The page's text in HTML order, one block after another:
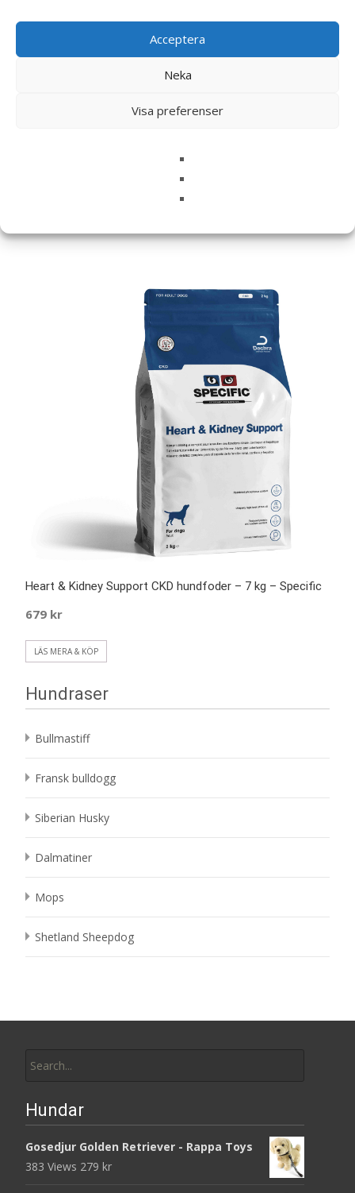
Acceptera
Neka
Visa preferenser
Spara mitt namn, min e-postadress och webbplats i
Heart & Kidney Support CKD hundfoder – 7 kg – Specific
679 kr
LÄS MERA & KÖP
Hundraser
Bullmastiff
Fransk bulldogg
Siberian Husky
Dalmatiner
Mops
Shetland Sheepdog
for:
Hundar
Gosedjur Golden Retriever - Rappa Toys
383 Views 279 kr